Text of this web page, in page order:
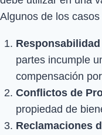
Algunos de los
partes incumple
compensación
Conflictos de
propiedad de
Reclamaciones